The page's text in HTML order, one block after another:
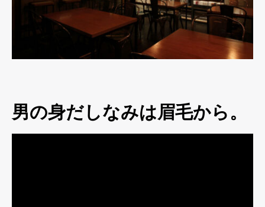
男の身だしなみは眉毛から。